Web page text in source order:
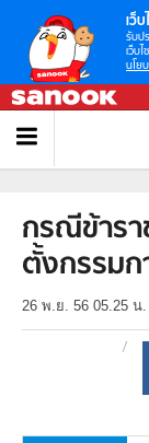
เว็
รับป
เว็บ
นโย
กรณีข้ารา
ตั้งกรรม
26 พ.ย. 56 05.25 น.